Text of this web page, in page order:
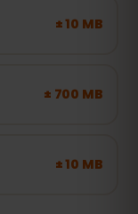
± 10 MB
± 700 MB
± 10 MB